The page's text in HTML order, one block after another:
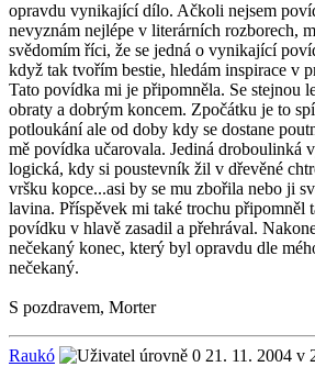
opravdu vynikající dílo. Ačkoli nejsem
nevyznám nejlépe v literárních rozborech,
svědomím říci, že se jedná o vynikající
když tak tvořím bestie, hledám inspirace v
Tato povídka mi je připomněla. Se stejnou
obraty a dobrým koncem. Zpočátku je to
potloukání ale od doby kdy se dostane
mě povídka učarovala. Jediná droboulinká
logická, kdy si poustevník žil v dřevěné
vršku kopce...asi by se mu zbořila nebo ji
lavina. Příspěvek mi také trochu připomněl
povídku v hlavě zasadil a přehrával.
nečekaný konec, který byl opravdu dle
nečekaný.
S pozdravem, Morter
Raukó
21. 11. 2004 v